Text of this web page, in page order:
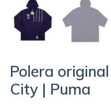
Polera
City | Puma